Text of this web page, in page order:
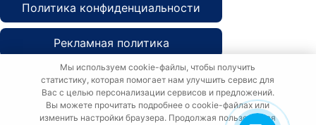
Мы используем cookie-файлы, чтобы получить
статистику, которая помогает нам улучшить сервис для
Вас с целью персонализации сервисов и предложений.
Вы можете прочитать подробнее о cookie-файлах или
изменить настройки браузера. Продолжая пользоваться
Политика конфиденциальности
Рекламная политика
Политика о персональных данных